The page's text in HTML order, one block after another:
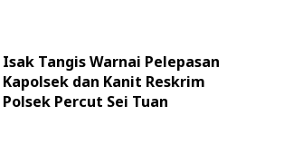
Isak Tangis Warnai Pelepasan
Kapolsek dan Kanit Reskrim
Polsek Percut Sei Tuan